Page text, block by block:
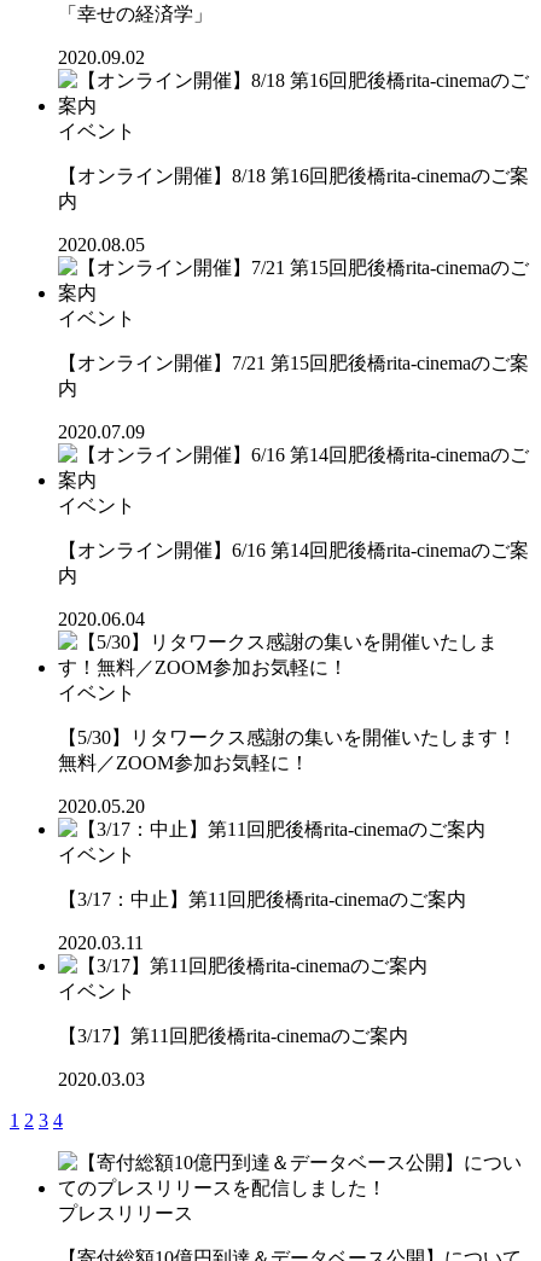
「幸せの経済学」
2020.09.02
イベント
【オンライン開催】8/18 第16回肥後橋rita-cinemaのご案
内
2020.08.05
イベント
【オンライン開催】7/21 第15回肥後橋rita-cinemaのご案
内
2020.07.09
イベント
【オンライン開催】6/16 第14回肥後橋rita-cinemaのご案
内
2020.06.04
イベント
【5/30】リタワークス感謝の集いを開催いたします！
無料／ZOOM参加お気軽に！
2020.05.20
イベント
【3/17：中止】第11回肥後橋rita-cinemaのご案内
2020.03.11
イベント
【3/17】第11回肥後橋rita-cinemaのご案内
2020.03.03
1 2 3 4
プレスリリース